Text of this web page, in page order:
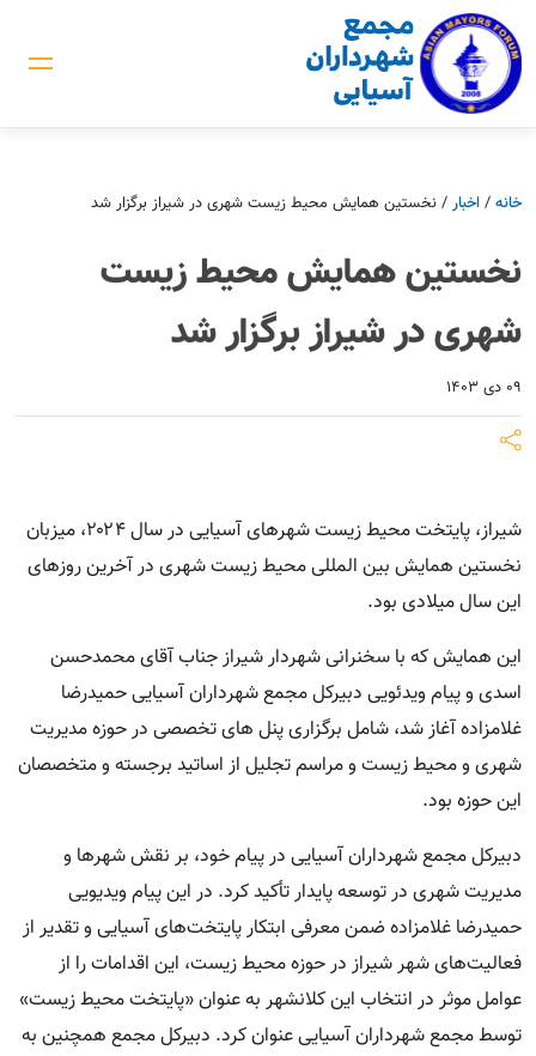
خانه / اخبار / نخستین همایش محیط‌‌ زیست شهری در شیراز برگزار شد
نخستین همایش محیط‌‌ زیست
شهری در شیراز برگزار شد
۰۹ دی ۱۴۰۳
شیراز، پایتخت محیط زیست شهرهای آسیایی در سال ۲۰۲۴، میزبان
نخستین همایش بین المللی محیط زیست شهری در آخرین روزهای
این سال میلادی بود.
این همایش که با سخنرانی شهردار شیراز جناب آقای محمدحسن
اسدی و پیام ویدئویی دبیرکل مجمع شهرداران آسیایی حمیدرضا
غلامزاده آغاز شد، شامل برگزاری پنل های تخصصی در حوزه مدیریت
شهری و محیط زیست و مراسم تجلیل از اساتید برجسته و متخصصان
این حوزه بود.
دبیرکل مجمع شهرداران آسیایی در پیام خود، بر نقش شهرها و
مدیریت شهری در توسعه پایدار تأکید کرد. در این پیام ویديویی
حمیدرضا غلامزاده ضمن معرفی ابتکار پایتخت‌های آسیایی و تقدیر از
فعالیت‌های شهر شیراز در حوزه محیط زیست، این اقدامات را از
عوامل موثر در انتخاب این کلانشهر به عنوان «پایتخت محیط زیست»
توسط مجمع شهرداران آسیایی عنوان کرد. دبیرکل مجمع همچنین به